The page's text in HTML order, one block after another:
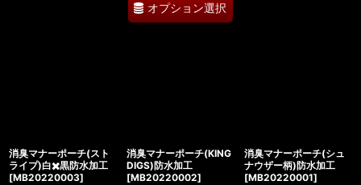
オプション選択
消臭マナーポーチ(スト
ライプ)白✖️黒防水加工
[MB20220003]
消臭マナーポーチ(KING
DIGS)防水加工
[MB20220002]
消臭マナーポーチ(シュ
ナウザー柄)防水加工
[MB20220001]